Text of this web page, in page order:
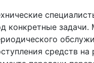
конкретные
средств